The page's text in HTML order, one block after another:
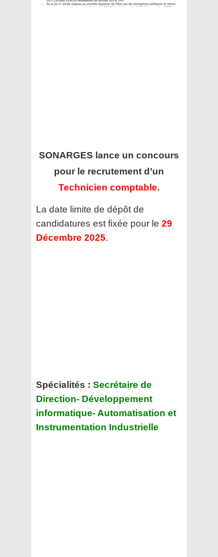
SONARGES lance un concours
pour le recrutement d’un
Technicien comptable.
La date limite de dépôt de
candidatures est fixée pour le 29
Décembre 2025.
Spécialités : Secrétaire de
Direction- Développement
informatique- Automatisation et
Instrumentation Industrielle